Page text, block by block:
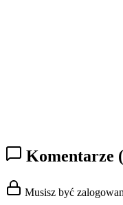
Komentarze
Musisz być